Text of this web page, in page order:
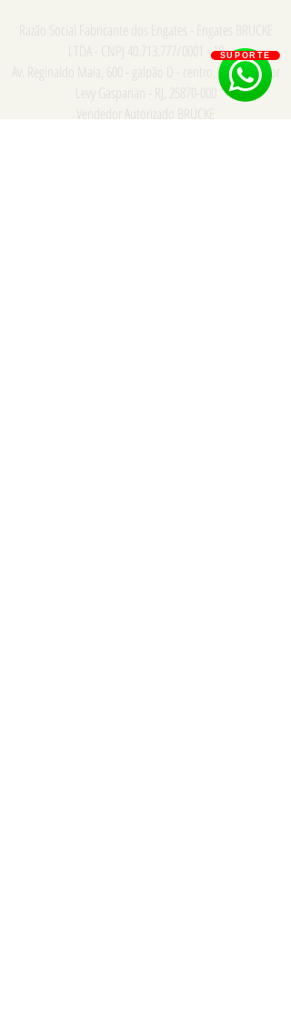
Razão Social Fabricante dos Engates - Engates BRUCKE
LTDA - CNPJ
/0001 - 18
Av. Reginaldo Maia, 600 - galpão D - centro, Comendador
Levy Gasparian - RJ,
Vendedor Autorizado BRUCKE
SUPORTE